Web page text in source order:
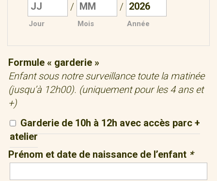
Jour
/
Mois
/
Année
Formule « garderie »
Enfant sous notre surveillance toute la matinée
(jusqu’à 12h00). (uniquement pour les 4 ans et
+)
Garderie de 10h à 12h avec accès parc +
atelier
Prénom et date de naissance de l’enfant *